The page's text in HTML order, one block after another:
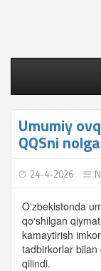
Umumiy
QQSni
24-4-2026
O‘zbekistonda
qo‘shilgan
kamaytirish
tadbirkorlar bilan
qilindi.